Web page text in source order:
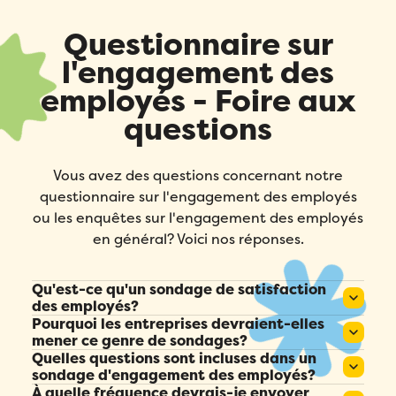
Questionnaire sur
l'engagement des
employés - Foire aux
questions
Vous avez des questions concernant notre
questionnaire sur l'engagement des employés
ou les enquêtes sur l'engagement des employés
en général? Voici nos réponses.
Qu'est-ce qu'un sondage de satisfaction
des employés?
Il s’agit d’un questionnaire conçu pour mesurer
le niveau d’engagement et de motivation des
employés au travail.
Pourquoi les entreprises devraient-elles
mener ce genre de sondages?
Ils fournissent des informations sur la culture
d’entreprise, mettent en évidence les domaines
Quelles questions sont incluses dans un
sondage d'engagement des employés?